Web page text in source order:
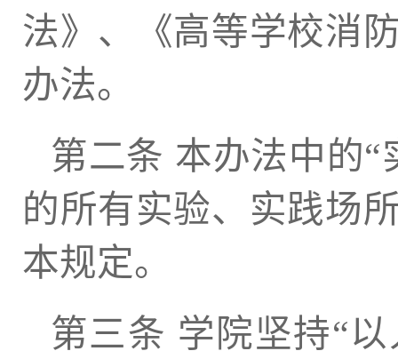
法》、《高等学校消
办法。
第二条 本办法中的
的所有实验、实践场
本规定。
第三条 学院坚持“